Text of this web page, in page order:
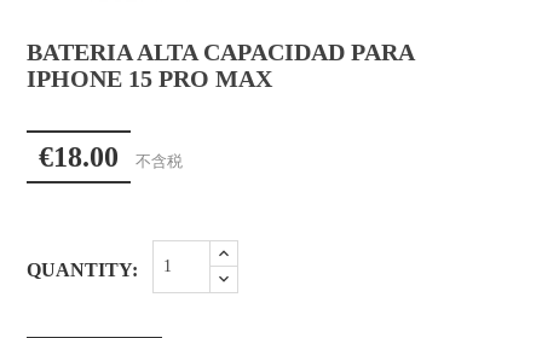
BATERIA ALTA CAPACIDAD PARA
IPHONE 15 PRO MAX
€18.00 不含税
QUANTITY: